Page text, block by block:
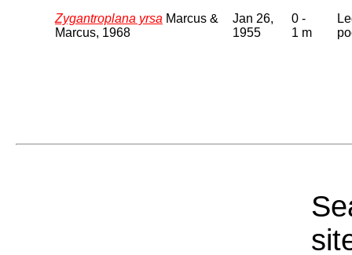
Zygantroplana yrsa Marcus &
Marcus, 1968
Jan 26,
1955
0 -
1 m